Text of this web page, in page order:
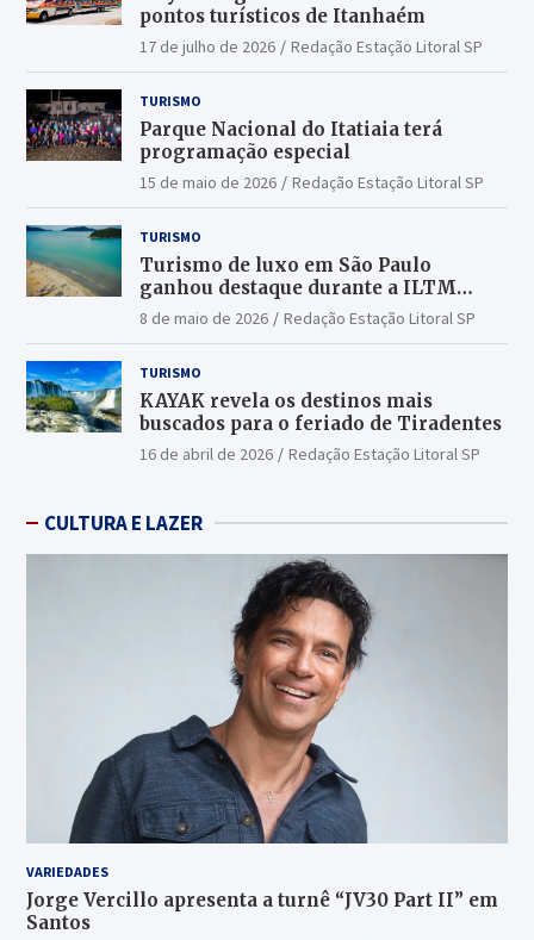
pontos turísticos de Itanhaém
17 de julho de 2026 Redação Estação Litoral SP
TURISMO
Parque Nacional do Itatiaia terá
programação especial
15 de maio de 2026 Redação Estação Litoral SP
TURISMO
Turismo de luxo em São Paulo
ganhou destaque durante a ILTM
Latin America 2026
8 de maio de 2026 Redação Estação Litoral SP
TURISMO
KAYAK revela os destinos mais
buscados para o feriado de Tiradentes
16 de abril de 2026 Redação Estação Litoral SP
CULTURA E LAZER
VARIEDADES
Jorge Vercillo apresenta a turnê “JV30 Part II” em
Santos